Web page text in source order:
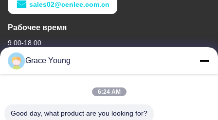
sales02@cenlee.com.cn
Рабочее время
9:00-18:00
Наш адрес
No 229 Tongzipo West Road, Changsha High-tech Development
Grace Young
6:24 AM
Good day, what product are you looking for?